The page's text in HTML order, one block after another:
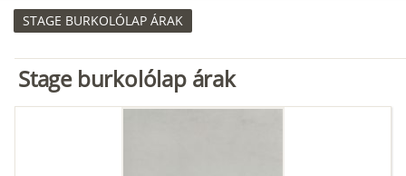
STAGE BURKOLÓLAP ÁRAK
Stage burkolólap árak